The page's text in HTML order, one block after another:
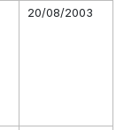
20/08/2003